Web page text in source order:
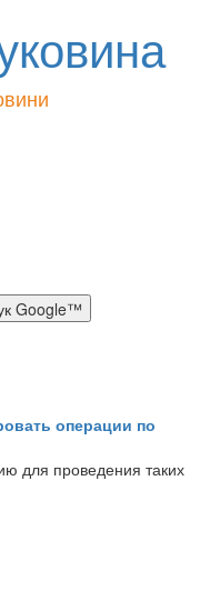
операции по
для проведения таких